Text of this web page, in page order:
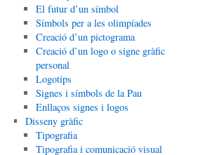
El futur d’un símbol
Símbols per a les olimpíades
Creació d’un pictograma
Creació d’un logo o signe gràfic
personal
Logotips
Signes i símbols de la Pau
Enllaços signes i logos
Disseny gràfic
Tipografia
Tipografia i comunicació visual